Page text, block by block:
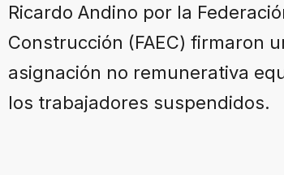
Ricardo Andino por la
Construcción (FAEC) firmaron
asignación no remunerativa
los trabajadores suspendidos.